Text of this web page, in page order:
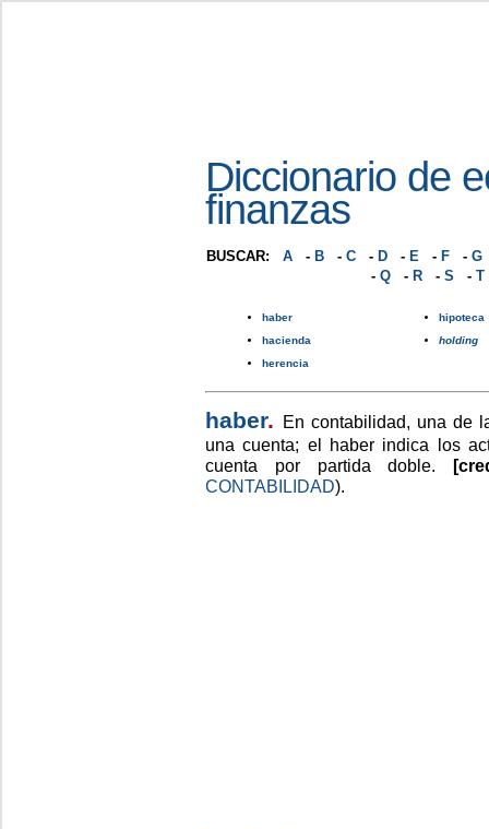
Diccionario de
finanzas
BUSCAR: A - B - C - D - E - F - G
- Q - R - S - T
haber
hacienda
herencia
hipoteca
holding
haber. En contabilidad, una de
una cuenta; el haber indica los
cuenta por partida doble.
CONTABILIDAD).